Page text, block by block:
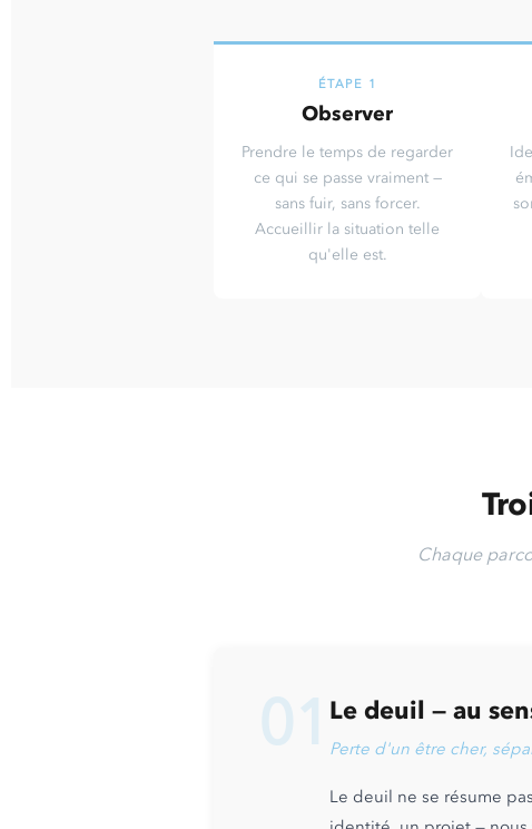
ÉTAPE 1
Observer
Prendre le temps de regarder
ce qui se passe vraiment —
sans fuir, sans forcer.
Accueillir la situation telle
qu'elle est.
Chaque
01 Le deuil — au
Perte d'un être cher,
Le deuil ne se résume